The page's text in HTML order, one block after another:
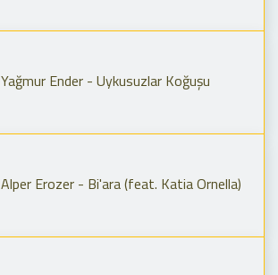
Yağmur Ender - Uykusuzlar Koğuşu
Alper Erozer - Bi'ara (feat. Katia Ornella)